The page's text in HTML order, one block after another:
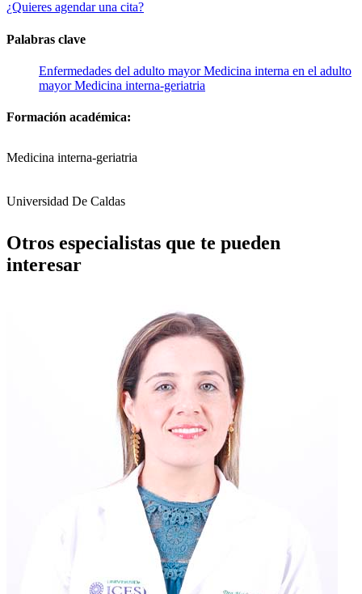
¿Quieres agendar una cita?
Palabras clave
Enfermedades del adulto mayorMedicina interna en el adulto
mayorMedicina interna-geriatria
Formación académica:
Medicina interna-geriatria
Universidad De Caldas
Otros especialistas que te pueden
interesar